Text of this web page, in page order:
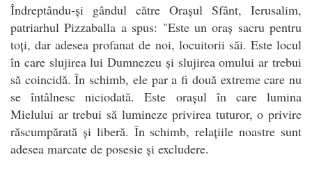
Îndreptându-și gândul către Orașul Sfânt, Ierusalim,
patriarhul Pizzaballa a spus: "Este un oraș sacru pentru
toți, dar adesea profanat de noi, locuitorii săi. Este locul
în care slujirea lui Dumnezeu și slujirea omului ar trebui
să coincidă. În schimb, ele par a fi două extreme care nu
se întâlnesc niciodată. Este orașul în care lumina
Mielului ar trebui să lumineze privirea tuturor, o privire
răscumpărată și liberă. În schimb, relațiile noastre sunt
adesea marcate de posesie și excludere.